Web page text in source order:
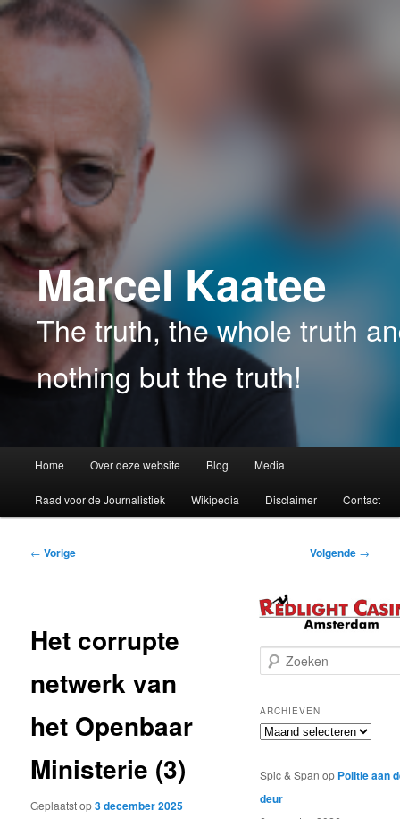
Spring
Marcel Kaatee
The truth, the whole truth
nothing but the truth!
Home Over deze website Blog Media
Raad voor de Journalistiek Wikipedia Disclaimer Contact
Bericht
← Vorige Volgende →
Het corrupte
netwerk van
het Openbaar
Ministerie (3)
Geplaatst op3 december 2025
o
k
e
n
ARCHIEVEN
Archieven
Spic & Span op Politie aan
deur